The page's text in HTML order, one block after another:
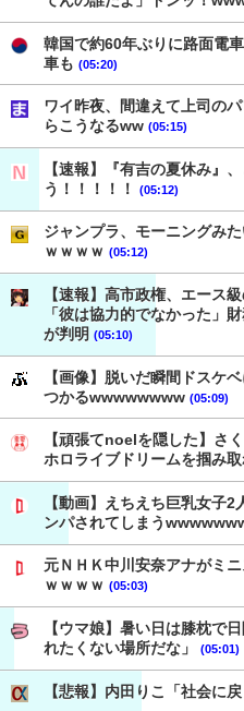
韓国で約60年ぶりに路面電
車も (05:20)
ワイ昨夜、間違えて上司の
らこうなるww (05:15)
【速報】『有吉の夏休み』
う！！！！！
(05:12)
ジャンプラ、モーニングみ
ｗｗｗｗ (05:12)
【速報】高市政権、エース
「彼は協力的でなかった」
が判明 (05:10)
【画像】脱いだ瞬間ドスケ
つかるwwwwwwww (05:09)
【頑張てnoelを隠した】さ
ホロライブドリームを掴み取
【動画】えちえち巨乳女子
ンパされてしまう
元ＮＨＫ中川安奈アナがミ
ｗｗｗｗ (05:03)
【ウマ娘】暑い日は膝枕で
れたくない場所だな」
(05:01)
【悲報】内田りこ「社会に